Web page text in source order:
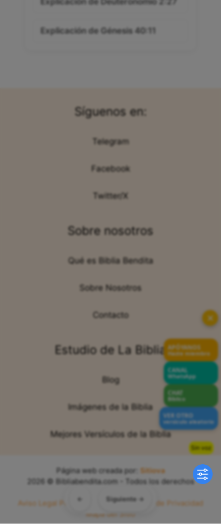
← Siguiente →
Sin voz
Explicación de Génesis 40:11
Síguenos en:
Telegram
Facebook
Twitter/X
Sobre nosotros
Qué es Biblia Bendita
Sobre Nosotros
Contacto
Estudio de La Biblia
Blog
Imágenes de la Biblia
Mejores Versículos de la Biblia
Página web creada por:
Sitiova
2026 © Bibliabendita.com - Todos los derechos
Aviso Legal
Política de Cookies Política de Privacidad
Mapa del Sitio
✕
APÓYANOS
Hazte miembro
CANAL
WhatsApp
CHAT
Bíblico
VER OTRO
versículo aleatorio